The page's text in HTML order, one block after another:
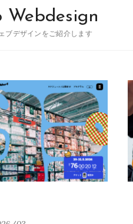
Webdesign
ブデザインをご紹介します